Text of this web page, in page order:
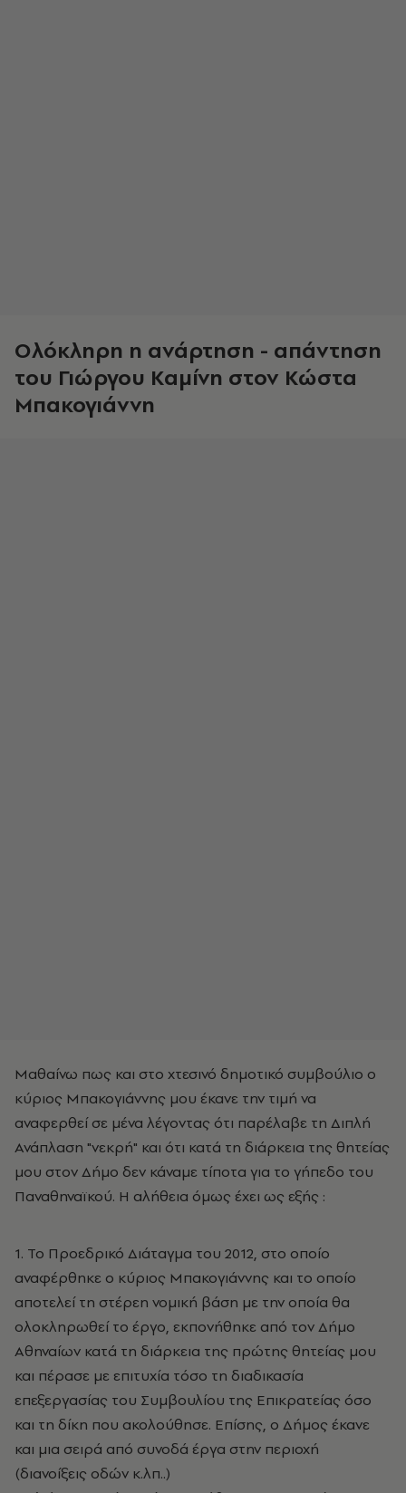
Ολόκληρη η ανάρτηση - απάντηση
του Γιώργου Καμίνη στον Κώστα
Μπακογιάννη
Μαθαίνω πως και στο χτεσινό δημοτικό συμβούλιο ο
κύριος Μπακογιάννης μου έκανε την τιμή να
αναφερθεί σε μένα λέγοντας ότι παρέλαβε τη Διπλή
Ανάπλαση "νεκρή" και ότι κατά τη διάρκεια της θητείας
μου στον Δήμο δεν κάναμε τίποτα για το γήπεδο του
Παναθηναϊκού. Η αλήθεια όμως έχει ως εξής :
1. Το Προεδρικό Διάταγμα του 2012, στο οποίο
αναφέρθηκε ο κύριος Μπακογιάννης και το οποίο
αποτελεί τη στέρεη νομική βάση με την οποία θα
ολοκληρωθεί το έργο, εκπονήθηκε από τον Δήμο
Αθηναίων κατά τη διάρκεια της πρώτης θητείας μου
και πέρασε με επιτυχία τόσο τη διαδικασία
επεξεργασίας του Συμβουλίου της Επικρατείας όσο
και τη δίκη που ακολούθησε. Επίσης, ο Δήμος έκανε
και μια σειρά από συνοδά έργα στην περιοχή
(διανοίξεις οδών κ.λπ..)